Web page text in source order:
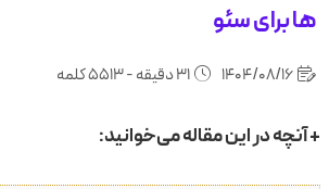
ها برای سئو
+ آنچه در این مقاله می‌خوانید: